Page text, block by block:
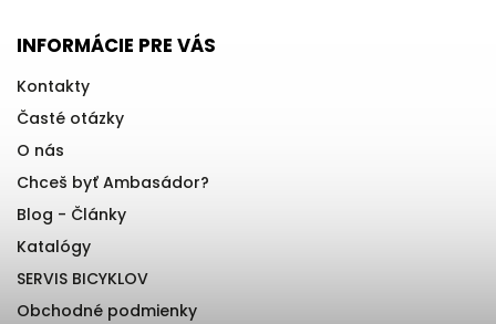
INFORMÁCIE PRE VÁS
Kontakty
Časté otázky
O nás
Chceš byť Ambasádor?
Blog - Články
Katalógy
SERVIS BICYKLOV
Obchodné podmienky